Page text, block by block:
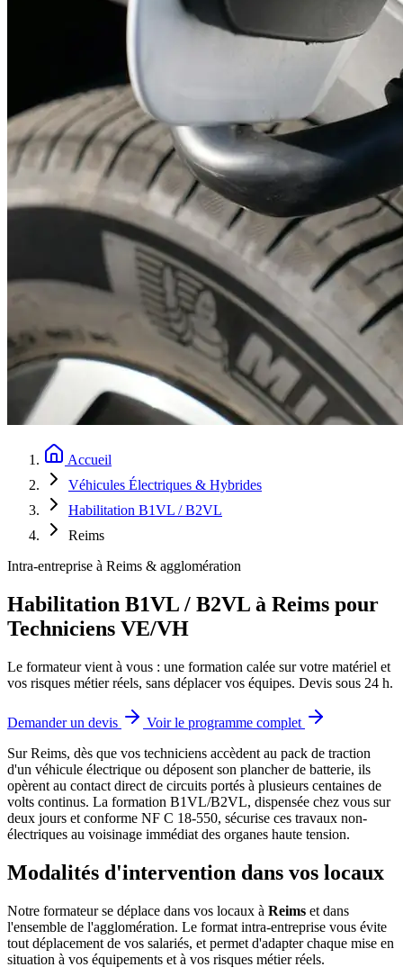
Accueil
Véhicules Électriques & Hybrides
Habilitation B1VL / B2VL
Reims
Intra-entreprise à Reims & agglomération
Habilitation B1VL / B2VL à Reims pour
Techniciens VE/VH
Le formateur vient à vous : une formation calée sur votre matériel et
vos risques métier réels, sans déplacer vos équipes. Devis sous 24 h.
Demander un devis
Voir le programme complet
Sur Reims, dès que vos techniciens accèdent au pack de traction
d'un véhicule électrique ou déposent son plancher de batterie, ils
opèrent au contact direct de circuits portés à plusieurs centaines de
volts continus. La formation B1VL/B2VL, dispensée chez vous sur
deux jours et conforme NF C 18-550, sécurise ces travaux non-
électriques au voisinage immédiat des organes haute tension.
Modalités d'intervention dans vos locaux
Notre formateur se déplace dans vos locaux à Reims et dans
l'ensemble de l'agglomération. Le format intra-entreprise vous évite
tout déplacement de vos salariés, et permet d'adapter chaque mise en
situation à vos équipements et à vos risques métier réels.